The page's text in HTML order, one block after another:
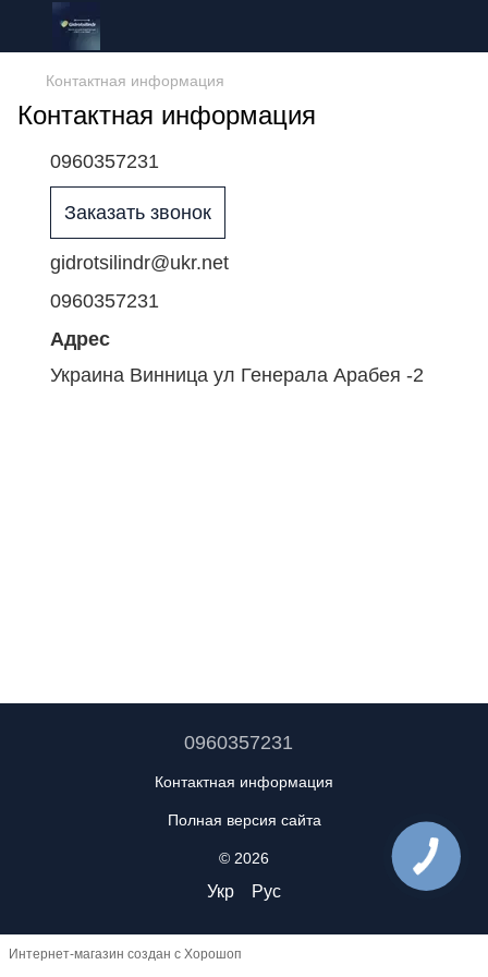
Контактная информация
Контактная информация
0960357231
Заказать звонок
gidrotsilindr@ukr.net
0960357231
Адрес
Украина Винница ул Генерала Арабея -2
0960357231
Контактная информация
Полная версия сайта
© 2026
Укр Рус
Интернет-магазин создан с Хорошоп